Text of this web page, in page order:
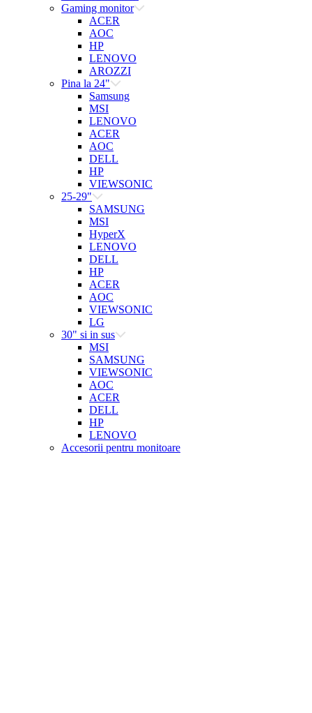
Gaming monitor
ACER
AOC
HP
LENOVO
AROZZI
Pina la 24"
Samsung
MSI
LENOVO
ACER
AOC
DELL
HP
VIEWSONIC
25-29"
SAMSUNG
MSI
HyperX
LENOVO
DELL
HP
ACER
AOC
VIEWSONIC
LG
30" si in sus
MSI
SAMSUNG
VIEWSONIC
AOC
ACER
DELL
HP
LENOVO
Accesorii pentru monitoare